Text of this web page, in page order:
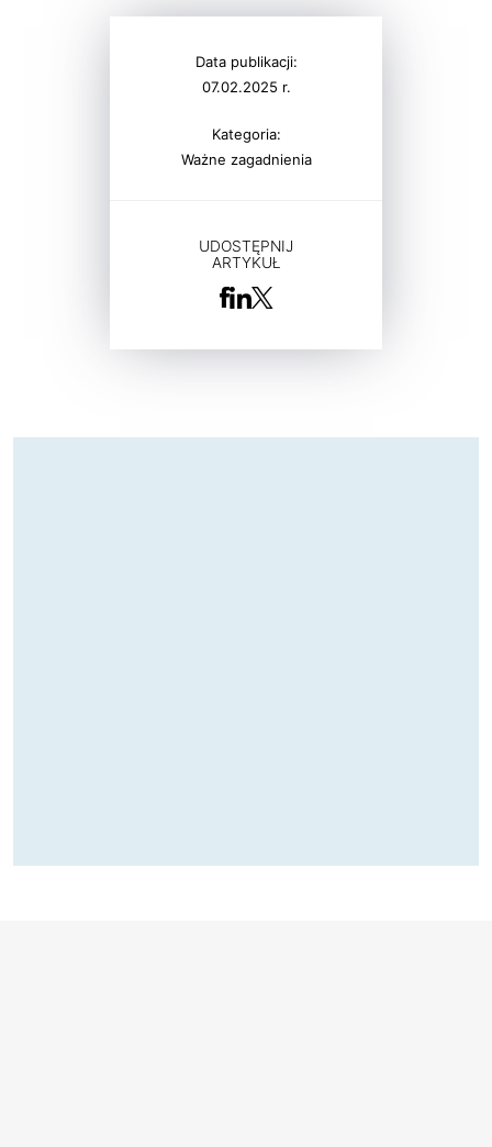
Data publikacji:
07.02.2025 r.
Kategoria:
Ważne zagadnienia
UDOSTĘPNIJ
ARTYKUŁ